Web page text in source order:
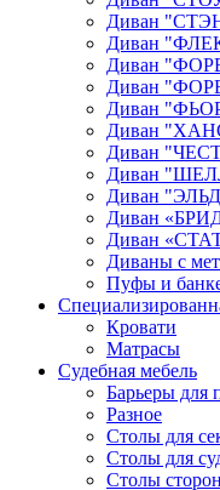
Диван
Диван
Диван
Диван
Диван
Диван
Диван
Диван
Диван
Диван
Диван
Диваны с
Пуфы и
Кровати
Матрасы
Судебная мебель
Барьеры для
Разное
Столы для
Столы для
Столы сторон